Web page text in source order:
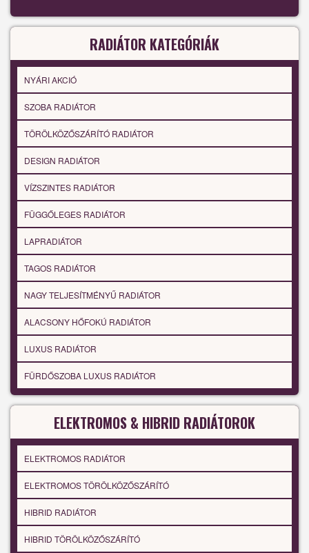
RADIÁTOR KATEGÓRIÁK
NYÁRI AKCIÓ
SZOBA RADIÁTOR
TÖRÖLKÖZŐSZÁRÍTÓ RADIÁTOR
DESIGN RADIÁTOR
VÍZSZINTES RADIÁTOR
FÜGGŐLEGES RADIÁTOR
LAPRADIÁTOR
TAGOS RADIÁTOR
NAGY TELJESÍTMÉNYŰ RADIÁTOR
ALACSONY HŐFOKÚ RADIÁTOR
LUXUS RADIÁTOR
FÜRDŐSZOBA LUXUS RADIÁTOR
ELEKTROMOS & HIBRID RADIÁTOROK
ELEKTROMOS RADIÁTOR
ELEKTROMOS TÖRÖLKÖZŐSZÁRÍTÓ
HIBRID RADIÁTOR
HIBRID TÖRÖLKÖZŐSZÁRÍTÓ